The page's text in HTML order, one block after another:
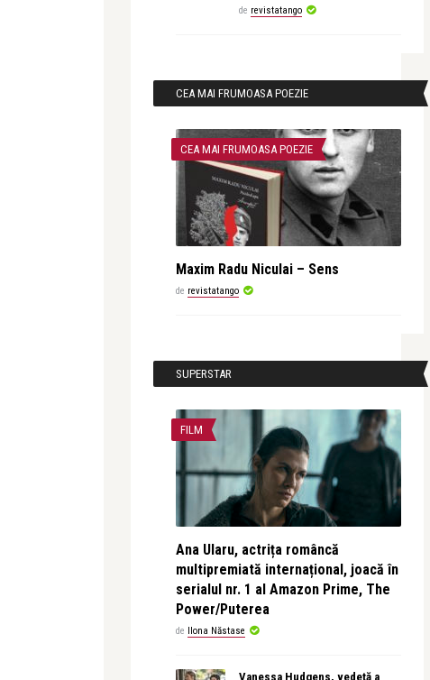
de revistatango
CEA MAI FRUMOASA POEZIE
CEA MAI FRUMOASA POEZIE
Maxim Radu Niculai – Sens
de revistatango
SUPERSTAR
FILM
Ana Ularu, actrița româncă
multipremiată internațional, joacă în
serialul nr. 1 al Amazon Prime, The
Power/Puterea
de Ilona Năstase
Vanessa Hudgens, vedetă a